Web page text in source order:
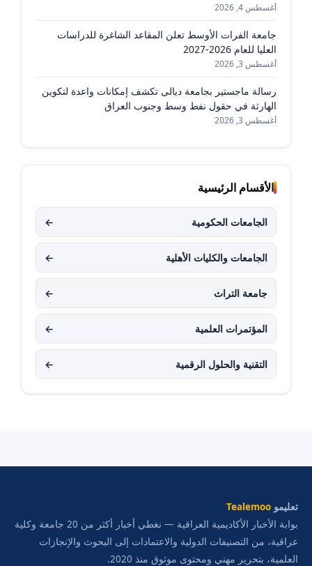
أغسطس 4, 2026
جامعة الفرات الأوسط تعلن المقاعد الشاغرة للدراسات
العليا للعام 2026-2027
أغسطس 3, 2026
رسالة ماجستير بجامعة ديالى تكشف إمكانات واعدة لتكوين
الهارثة في حقول نفط وسط وجنوب العراق
أغسطس 3, 2026
الأقسام الرئيسية
الجامعات الحكومية ←
الجامعات والكليات الأهلية ←
جامعة التراث ←
المؤتمرات العلمية ←
التقنية والحلول الرقمية ←
تعليمو Tealemoo
بوابة الأخبار الأكاديمية العراقية — نغطي أخبار أكثر من 20 جامعة وكلية
عراقية، من التصنيفات الدولية والاعتمادات إلى البحوث والإنجازات
العلمية، بتحرير مهني ومحتوى موثوق منذ 2020.